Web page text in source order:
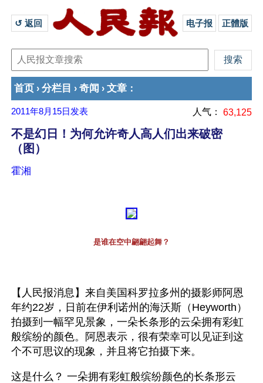
↺ 返回 电子报 正體版
首页 › 分栏目 › 奇闻 › 文章 ：
2011年8月15日 发表 人气： 63,125
不是幻日！为何允许奇人高人们出来破密
（图）
霍湘
是谁在空中翩翩起舞？
【人民报消息】来自美国科罗拉多州的摄影师阿恩
年约22岁，日前在伊利诺州的海沃斯（Heyworth）
拍摄到一幅罕见景象，一朵长条形的云朵拥有彩虹
般缤纷的颜色。阿恩表示，很有荣幸可以见证到这
个不可思议的现象，并且将它拍摄下来。
这是什么？ 一朵拥有彩虹般缤纷颜色的长条形云